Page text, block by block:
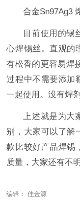
合金Sn97Ag3
目前使用的锡
心焊锡丝。直观的
有松香的更容易焊
过程中不需要添加
一起使用。没有焊
上述就是为大
别，大家可以了解
款比较好产品焊锡
质量，大家还有不
编辑： 佳金源